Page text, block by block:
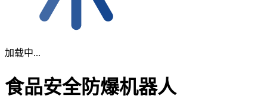
加载中...
食品安全防爆机器人